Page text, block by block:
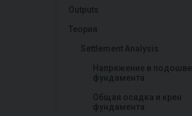
Outputs
Теория
Settlement Analysis
Напряжение в подошве
фундамента
Общая осадка и крен
фундамента